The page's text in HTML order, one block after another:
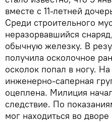
вместе с 11-летней
Среди строительного
неразорвавшийся
обычную железку. В
получила осколочное
осколок попал в ногу.
инженерно-саперная
оцеплена. Милиция
следствие. По
мог находиться во